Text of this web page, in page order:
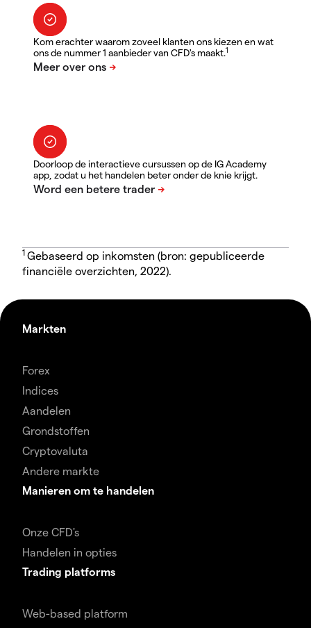
Kom erachter waarom zoveel klanten ons kiezen en wat
ons de nummer 1 aanbieder van CFD's maakt.1
Doorloop de interactieve cursussen op de IG Academy
app, zodat u het handelen beter onder de knie krijgt.
1 Gebaseerd op inkomsten (bron: gepubliceerde
financiële overzichten, 2022).
Markten
Forex
Indices
Aandelen
Grondstoffen
Cryptovaluta
Andere markte
Manieren om te handelen
Onze CFD's
Handelen in opties
Trading platforms
Web-based platform